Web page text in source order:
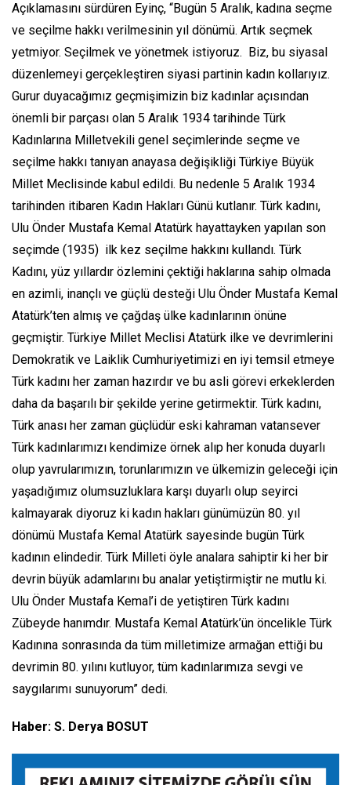
Açıklamasını sürdüren Eyinç, “Bugün 5 Aralık, kadına seçme
ve seçilme hakkı verilmesinin yıl dönümü. Artık seçmek
yetmiyor. Seçilmek ve yönetmek istiyoruz. Biz, bu siyasal
düzenlemeyi gerçekleştiren siyasi partinin kadın kollarıyız.
Gurur duyacağımız geçmişimizin biz kadınlar açısından
önemli bir parçası olan 5 Aralık 1934 tarihinde Türk
Kadınlarına Milletvekili genel seçimlerinde seçme ve
seçilme hakkı tanıyan anayasa değişikliği Türkiye Büyük
Millet Meclisinde kabul edildi. Bu nedenle 5 Aralık 1934
tarihinden itibaren Kadın Hakları Günü kutlanır. Türk kadını,
Ulu Önder Mustafa Kemal Atatürk hayattayken yapılan son
seçimde (1935) ilk kez seçilme hakkını kullandı. Türk
Kadını, yüz yıllardır özlemini çektiği haklarına sahip olmada
en azimli, inançlı ve güçlü desteği Ulu Önder Mustafa Kemal
Atatürk’ten almış ve çağdaş ülke kadınlarının önüne
geçmiştir. Türkiye Millet Meclisi Atatürk ilke ve devrimlerini
Demokratik ve Laiklik Cumhuriyetimizi en iyi temsil etmeye
Türk kadını her zaman hazırdır ve bu asli görevi erkeklerden
daha da başarılı bir şekilde yerine getirmektir. Türk kadını,
Türk anası her zaman güçlüdür eski kahraman vatansever
Türk kadınlarımızı kendimize örnek alıp her konuda duyarlı
olup yavrularımızın, torunlarımızın ve ülkemizin geleceği için
yaşadığımız olumsuzluklara karşı duyarlı olup seyirci
kalmayarak diyoruz ki kadın hakları günümüzün 80. yıl
dönümü Mustafa Kemal Atatürk sayesinde bugün Türk
kadının elindedir. Türk Milleti öyle analara sahiptir ki her bir
devrin büyük adamlarını bu analar yetiştirmiştir ne mutlu ki.
Ulu Önder Mustafa Kemal’i de yetiştiren Türk kadını
Zübeyde hanımdır. Mustafa Kemal Atatürk’ün öncelikle Türk
Kadınına sonrasında da tüm milletimize armağan ettiği bu
devrimin 80. yılını kutluyor, tüm kadınlarımıza sevgi ve
saygılarımı sunuyorum” dedi.
Haber: S. Derya BOSUT